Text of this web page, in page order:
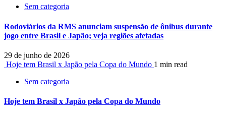
Sem categoria
Rodoviários da RMS anunciam suspensão de ônibus durante
jogo entre Brasil e Japão; veja regiões afetadas
29 de junho de 2026
Hoje tem Brasil x Japão pela Copa do Mundo 1 min read
Sem categoria
Hoje tem Brasil x Japão pela Copa do Mundo